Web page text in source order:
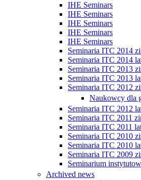
IHE Seminars
IHE Seminars
IHE Seminars
IHE Seminars
IHE Seminars
Seminaria ITC 2014
Seminaria ITC 2014
Seminaria ITC 2013
Seminaria ITC 2013
Seminaria ITC 2012
Naukowcy dla
Seminaria ITC 2012
Seminaria ITC 2011
Seminaria ITC 2011
Seminaria ITC 2010
Seminaria ITC 2010
Seminaria ITC 2009
Seminarium
Archived news